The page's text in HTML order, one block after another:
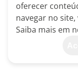
oferecer
navegar no
Saiba mais em